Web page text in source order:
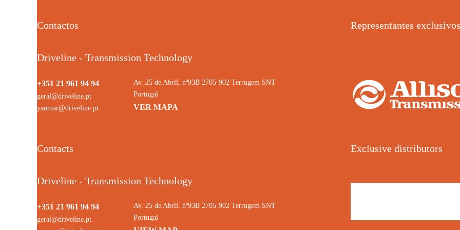
Contactos
Driveline - Transmission Technology
+351 21 961 94 94
geral@driveline.pt
yanmar@driveline.pt
Av. 25 de Abril, nº93B 2705-902 Terrugem SNT
Portugal
VER MAPA
Representantes exclusivos
Contacts
Driveline - Transmission Technology
+351 21 961 94 94
geral@driveline.pt
Av. 25 de Abril, nº93B 2705-902 Terrugem SNT
Portugal
Exclusive distributors